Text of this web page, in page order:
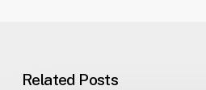
Related Posts